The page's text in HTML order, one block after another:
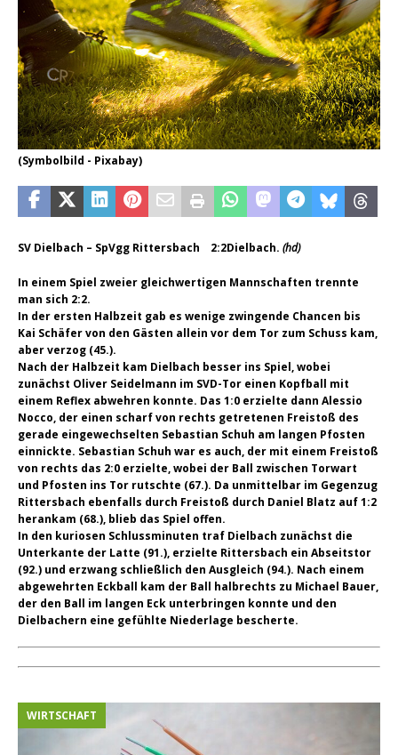
(Symbolbild - Pixabay)
SV Dielbach – SpVgg Rittersbach 2:2Dielbach. (hd)
In einem Spiel zweier gleichwertigen Mannschaften trennte
man sich 2:2.
In der ersten Halbzeit gab es wenige zwingende Chancen bis
Kai Schäfer von den Gästen allein vor dem Tor zum Schuss kam,
aber verzog (45.).
Nach der Halbzeit kam Dielbach besser ins Spiel, wobei
zunächst Oliver Seidelmann im SVD-Tor einen Kopfball mit
einem Reflex abwehren konnte. Das 1:0 erzielte dann Alessio
Nocco, der einen scharf von rechts getretenen Freistoß des
gerade eingewechselten Sebastian Schuh am langen Pfosten
einnickte. Sebastian Schuh war es auch, der mit einem Freistoß
von rechts das 2:0 erzielte, wobei der Ball zwischen Torwart
und Pfosten ins Tor rutschte (67.). Da unmittelbar im Gegenzug
Rittersbach ebenfalls durch Freistoß durch Daniel Blatz auf 1:2
herankam (68.), blieb das Spiel offen.
In den kuriosen Schlussminuten traf Dielbach zunächst die
Unterkante der Latte (91.), erzielte Rittersbach ein Abseitstor
(92.) und erzwang schließlich den Ausgleich (94.). Nach einem
abgewehrten Eckball kam der Ball halbrechts zu Michael Bauer,
der den Ball im langen Eck unterbringen konnte und den
Dielbachern eine gefühlte Niederlage bescherte.
WIRTSCHAFT